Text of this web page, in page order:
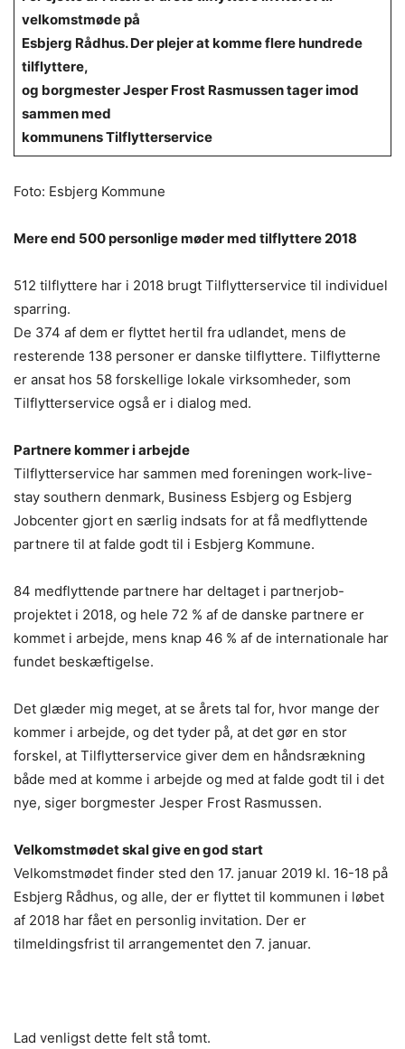
velkomstmøde på
Esbjerg Rådhus. Der plejer at komme flere hundrede
tilflyttere,
og borgmester Jesper Frost Rasmussen tager imod
sammen med
kommunens Tilflytterservice
Foto: Esbjerg Kommune
Mere end 500 personlige møder med tilflyttere 2018
512 tilflyttere har i 2018 brugt Tilflytterservice til individuel
sparring.
De 374 af dem er flyttet hertil fra udlandet, mens de
resterende 138 personer er danske tilflyttere. Tilflytterne
er ansat hos 58 forskellige lokale virksomheder, som
Tilflytterservice også er i dialog med.
Partnere kommer i arbejde
Tilflytterservice har sammen med foreningen work-live-
stay southern denmark, Business Esbjerg og Esbjerg
Jobcenter gjort en særlig indsats for at få medflyttende
partnere til at falde godt til i Esbjerg Kommune.
84 medflyttende partnere har deltaget i partnerjob-
projektet i 2018, og hele 72 % af de danske partnere er
kommet i arbejde, mens knap 46 % af de internationale har
fundet beskæftigelse.
Det glæder mig meget, at se årets tal for, hvor mange der
kommer i arbejde, og det tyder på, at det gør en stor
forskel, at Tilflytterservice giver dem en håndsrækning
både med at komme i arbejde og med at falde godt til i det
nye, siger borgmester Jesper Frost Rasmussen.
Velkomstmødet skal give en god start
Velkomstmødet finder sted den 17. januar 2019 kl. 16-18 på
Esbjerg Rådhus, og alle, der er flyttet til kommunen i løbet
af 2018 har fået en personlig invitation. Der er
tilmeldingsfrist til arrangementet den 7. januar.
Lad venligst dette felt stå tomt.